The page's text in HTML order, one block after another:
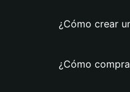
¿Cómo crear
¿Cómo